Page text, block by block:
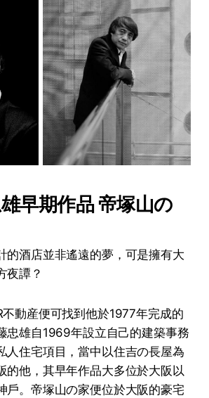
早期作品 帝塚山の
的酒店並非遙遠的夢，可是擁有大
夜譚？
動産便可找到他於1977年完成的
忠雄自1969年設立自己的建築事務
人住宅項目，當中以住吉の長屋為
的他，其早年作品大多位於大阪以
戶。帝塚山の家便位於大阪的豪宅